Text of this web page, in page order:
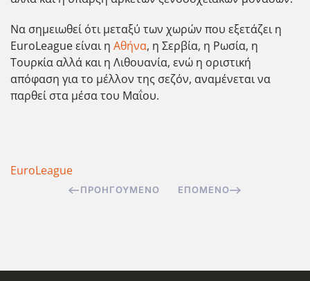
Να σημειωθεί ότι μεταξύ των χωρών που εξετάζει η
EuroLeague είναι η Αθήνα, η Σερβία, η Ρωσία, η
Τουρκία αλλά και η Λιθουανία, ενώ η οριστική
απόφαση για το μέλλον της σεζόν, αναμένεται να
παρθεί στα μέσα του Μαΐου.
EuroLeague
ΠΡΟΗΓΟΎΜΕΝΟ ΕΠΌΜΕΝΟ